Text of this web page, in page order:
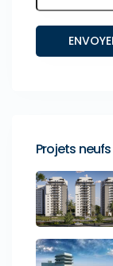
Projets neufs